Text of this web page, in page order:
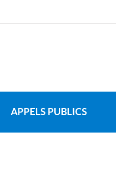
APPELS PUBLICS